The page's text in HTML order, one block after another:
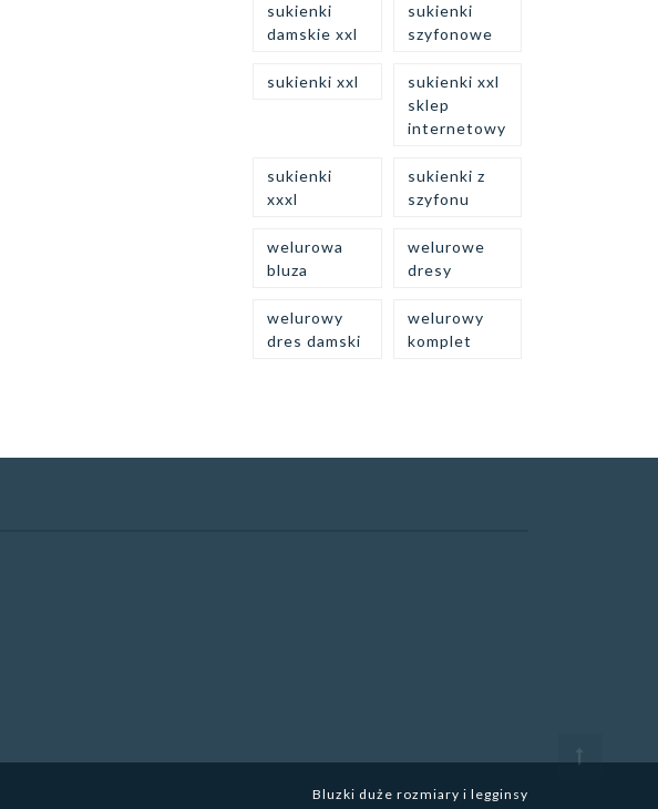
sukienki
damskie xxl
sukienki
szyfonowe
sukienki xxl
sukienki xxl
sklep
internetowy
sukienki
xxxl
sukienki z
szyfonu
welurowa
bluza
welurowe
dresy
welurowy
dres damski
welurowy
komplet
Bluzki duże rozmiary i legginsy